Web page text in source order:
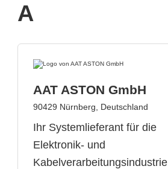
A
AAT ASTON GmbH
90429 Nürnberg, Deutschland
Ihr Systemlieferant für die
Elektronik- und
Kabelverarbeitungsindustrie